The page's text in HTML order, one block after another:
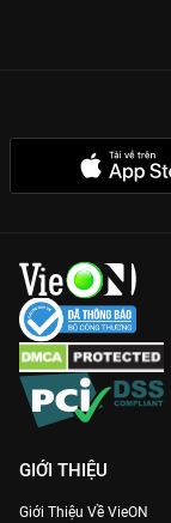
GIỚI THIỆU
Giới Thiệu Về VieON